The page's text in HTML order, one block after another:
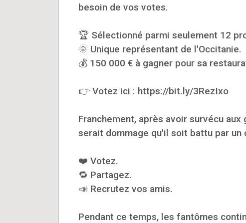
besoin de vos votes.
🏆 Sélectionné parmi seulement 12
🌞 Unique représentant de l'Occitanie.
💰 150 000 € à gagner pour sa
👉 Votez ici : https://bit.ly/3RezIxo
Franchement, après avoir survécu
serait dommage qu'il soit battu par
❤️ Votez.
🔁 Partagez.
📣 Recrutez vos amis.
Pendant ce temps, les fantômes